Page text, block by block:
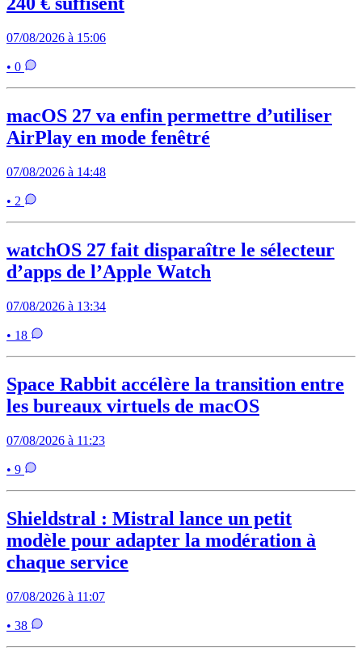
07/08/2026 à 15:06
• 0
macOS 27 va enfin permettre d’utiliser
AirPlay en mode fenêtré
07/08/2026 à 14:48
• 2
watchOS 27 fait disparaître le sélecteur
d’apps de l’Apple Watch
07/08/2026 à 13:34
• 18
Space Rabbit accélère la transition entre
les bureaux virtuels de macOS
07/08/2026 à 11:23
• 9
Shieldstral : Mistral lance un petit
modèle pour adapter la modération à
chaque service
07/08/2026 à 11:07
• 38